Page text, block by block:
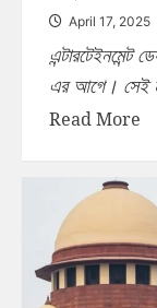
April 17, 2025
এন্টারটেইনমেন্ট
এর আগে। সেই
Read More